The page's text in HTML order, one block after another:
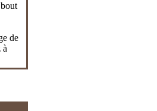
de
à